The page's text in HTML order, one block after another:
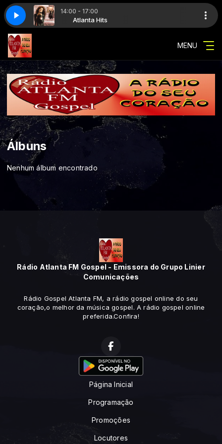
14:00 - 17:00
Atlanta Hits Atlanta Hits
DE DEUS-Som de AdoradoresALINE BARROS-CASA DE DEUS-Som
MENU
Álbuns
Nenhum álbum encontrado
Rádio Atlanta FM Gospel - Emissora do Grupo Linier
Comunicações
Rádio Gospel Atlanta FM, a rádio gospel online do seu
coração,o melhor da música gospel. A rádio gospel online
preferida.Confira!
Página Inicial
Programação
Promoções
Locutores